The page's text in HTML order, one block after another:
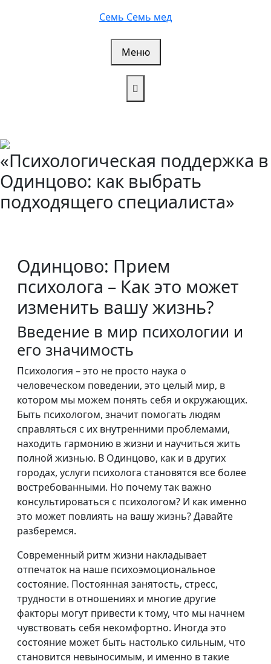
Семь Семь мед
Меню
«Психологическая поддержка в
Одинцово: как выбрать
подходящего специалиста»
Одинцово: Прием
психолога – Как это может
изменить вашу жизнь?
Введение в мир психологии и
его значимость
Психология – это не просто наука о
человеческом поведении, это целый мир, в
котором мы можем понять себя и окружающих.
Быть психологом, значит помогать людям
справляться с их внутренними проблемами,
находить гармонию в жизни и научиться жить
полной жизнью. В Одинцово, как и в других
городах, услуги психолога становятся все более
востребованными. Но почему так важно
консультироваться с психологом? И как именно
это может повлиять на вашу жизнь? Давайте
разберемся.
Современный ритм жизни накладывает
отпечаток на наше психоэмоциональное
состояние. Постоянная занятость, стресс,
трудности в отношениях и многие другие
факторы могут привести к тому, что мы начнем
чувствовать себя некомфортно. Иногда это
состояние может быть настолько сильным, что
становится невыносимым, и именно в такие